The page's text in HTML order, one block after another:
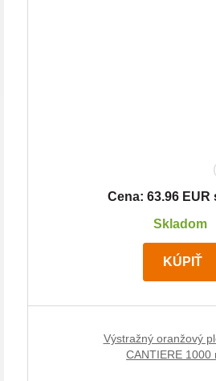
Cena: 63.96 EUR
Skladom
KÚPIŤ
Výstražný oranžový
CANTIERE 1000